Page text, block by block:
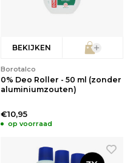
BEKIJKEN
Borotalco
0% Deo Roller - 50 ml (zonder
aluminiumzouten)
€10,95
op voorraad